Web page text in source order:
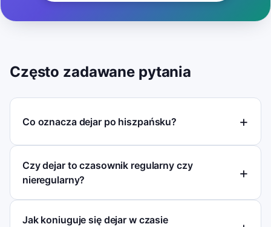
Często zadawane pytania
Co oznacza dejar po hiszpańsku?
Czy dejar to czasownik regularny czy
nieregularny?
Jak koniuguje się dejar w czasie